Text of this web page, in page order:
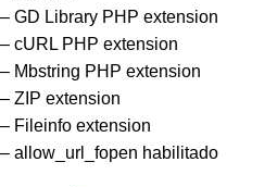
– GD Library PHP extension
– cURL PHP extension
– Mbstring PHP extension
– ZIP extension
– Fileinfo extension
– allow_url_fopen habilitado